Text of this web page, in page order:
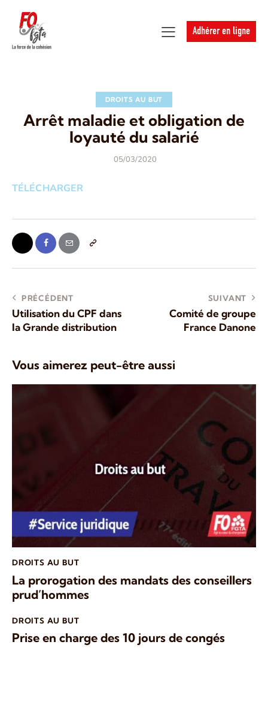
Adhérer en ligne
DROITS AU BUT
Arrêt maladie et obligation de
loyauté du salarié
05/03/2020
TÉLÉCHARGER
PRÉCÉDENT
Utilisation du CPF dans
la Grande distribution
SUIVANT
Comité de groupe
France Danone
Vous aimerez peut-être aussi
DROITS AU BUT
La prorogation des mandats des conseillers
prud’hommes
DROITS AU BUT
Prise en charge des 10 jours de congés